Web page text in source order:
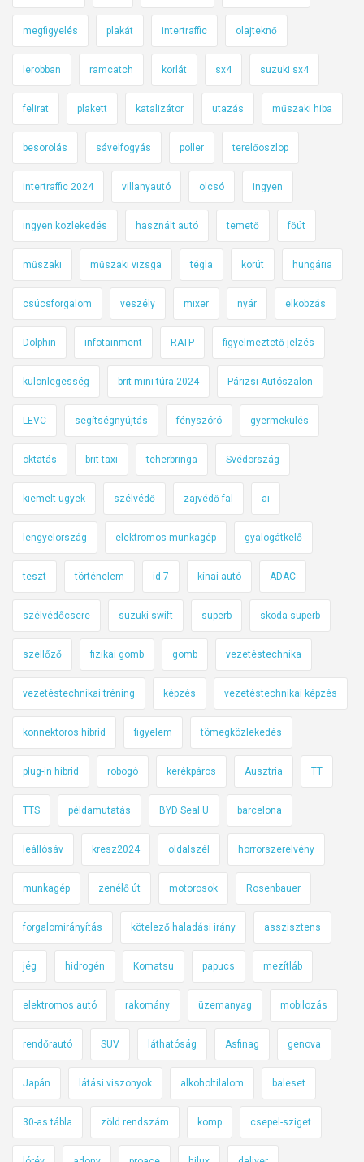
megfigyelés plakát intertraffic olajteknő
lerobban ramcatch korlát sx4 suzuki sx4
felirat plakett katalizátor utazás műszaki hiba
besorolás sávelfogyás poller terelőoszlop
intertraffic 2024 villanyautó olcsó ingyen
ingyen közlekedés használt autó temető főút
műszaki műszaki vizsga tégla körút hungária
csúcsforgalom veszély mixer nyár elkobzás
Dolphin infotainment RATP figyelmeztető jelzés
különlegesség brit mini túra 2024 Párizsi Autószalon
LEVC segítségnyújtás fényszóró gyermekülés
oktatás brit taxi teherbringa Svédország
kiemelt ügyek szélvédő zajvédő fal ai
lengyelország elektromos munkagép gyalogátkelő
teszt történelem id.7 kínai autó ADAC
szélvédőcsere suzuki swift superb skoda superb
szellőző fizikai gomb gomb vezetéstechnika
vezetéstechnikai tréning képzés vezetéstechnikai képzés
konnektoros hibrid figyelem tömegközlekedés
plug-in hibrid robogó kerékpáros Ausztria TT
TTS példamutatás BYD Seal U barcelona
leállósáv kresz2024 oldalszél horrorszerelvény
munkagép zenélő út motorosok Rosenbauer
forgalomirányítás kötelező haladási irány asszisztens
jég hidrogén Komatsu papucs mezítláb
elektromos autó rakomány üzemanyag mobilozás
rendőrautó SUV láthatóság Asfinag genova
Japán látási viszonyok alkoholtilalom baleset
30-as tábla zöld rendszám komp csepel-sziget